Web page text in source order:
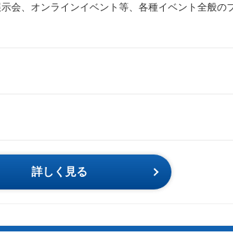
会、オンラインイベント等、各種イベント全般の
詳しく見る